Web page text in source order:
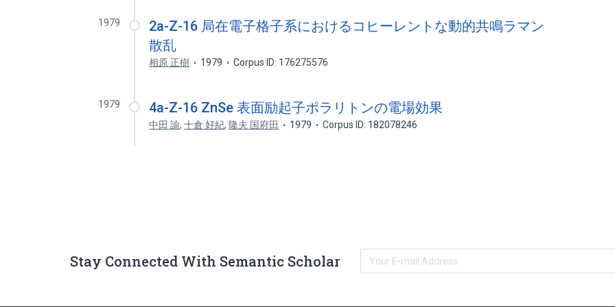
1979
2a-Z-16 局在電子格子系におけるコヒーレントな動的共鳴ラマン
散乱
相原 正樹 1979 Corpus ID: 176275576
1979 4a-Z-16 ZnSe 表面励起子ポラリトンの電場効果
中田 諭,十倉 好紀, 隆夫 国府田 1979 Corpus ID: 182078246
Stay Connected With Semantic Scholar